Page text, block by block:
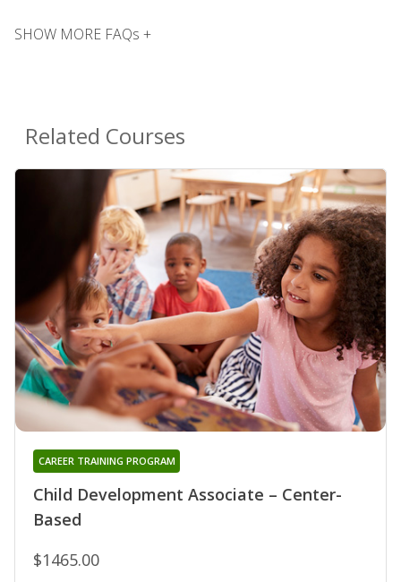
SHOW MORE FAQs +
Related Courses
Child Development Associate – Center-
Based
CAREER TRAINING PROGRAM
$1465.00